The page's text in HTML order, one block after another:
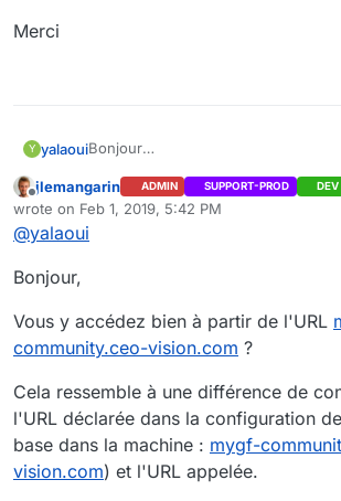
Merci
Y yalaouiBonjour
plus bon
Merci
Offline
jlemangarin ADMIN SUPPORT-PROD DEV
wrote on Feb 1, 2019, 5:42 PM
last edited by jlemangarinFeb 4, 2019, 11:13 AM
@yalaoui
Bonjour,
Vous y accédez bien à partir de l'URL
community.ceo-vision.com ?
Cela ressemble à une différence de
l'URL déclarée dans la configuration
base dans la machine : mygf-
vision.com) et l'URL appelée.